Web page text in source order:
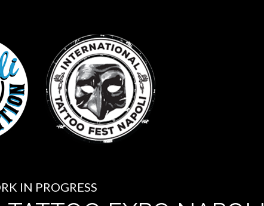
IN PROGRESS